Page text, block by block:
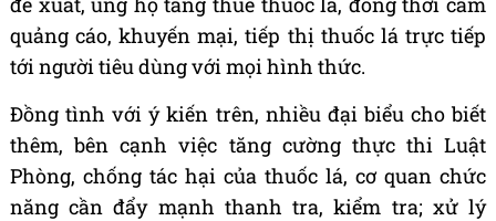
quảng cáo, khuyến mại, tiếp thị thuốc lá trực tiếp
tới người tiêu dùng với mọi hình thức.
Đồng tình với ý kiến trên, nhiều đại biểu cho biết
thêm, bên cạnh việc tăng cường thực thi Luật
Phòng, chống tác hại của thuốc lá, cơ quan chức
năng cần đẩy mạnh thanh tra, kiểm tra; xử lý